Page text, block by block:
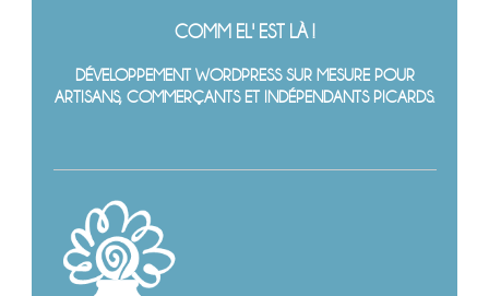
COMM EL' EST LÀ !
DÉVELOPPEMENT WORDPRESS SUR MESURE POUR
ARTISANS, COMMERÇANTS ET INDÉPENDANTS PICARDS.